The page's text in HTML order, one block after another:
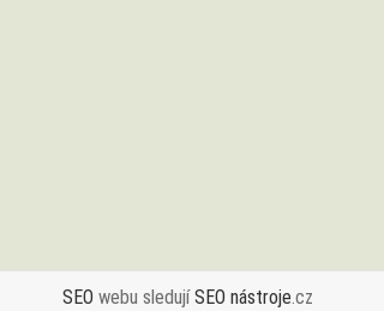
SEO webu sledujíSEO nástroje.cz